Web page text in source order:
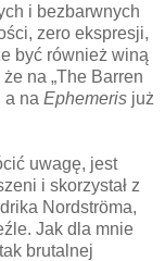
i bezbarwnych
zero ekspresji,
być również winą
na „The Barren
a na Ephemeris już
uwagę, jest
i skorzystał z
Nordströma,
Jak dla mnie
brutalnej